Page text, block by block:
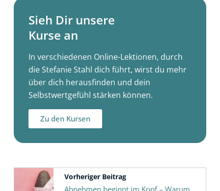
Sieh Dir unsere
Kurse an
In verschiedenen Online-Lektionen, durch
die Stefanie Stahl dich führt, wirst du mehr
über dich herausfinden und dein
Selbstwertgefühl stärken können.
Zu den Kursen
Vorheriger Beitrag
Abnehmen beginnt im Kopf – Warum